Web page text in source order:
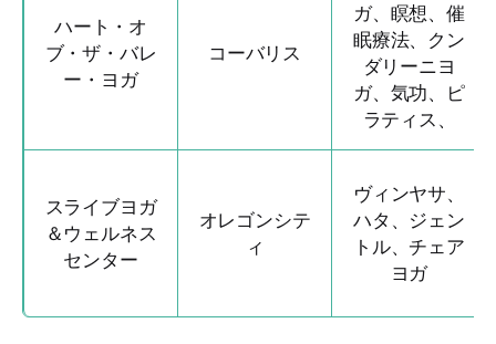
ハート・オ
ブ・ザ・バレ
ー・ヨガ
コーバリス
ガ、瞑想、催
眠療法、クン
ダリーニヨ
ガ、気功、ピ
ラティス、
スライブヨガ
＆ウェルネス
センター
オレゴンシテ
ィ
ヴィンヤサ、
ハタ、ジェン
トル、チェア
ヨガ